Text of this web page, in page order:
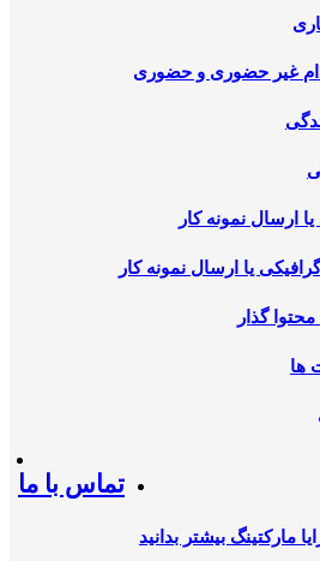
غیر حضوری و حضوری
ارسال نمونه کار
یا ارسال نمونه کار
گذار
ها
مارکتینگ بیشتر بدانید
تماس با ما